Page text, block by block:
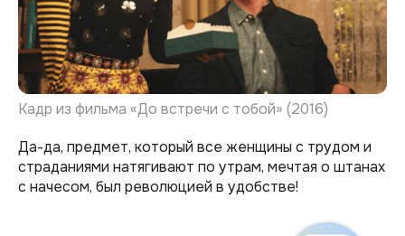
Кадр из фильма «До встречи с тобой» (2016)
Да-да, предмет, который все женщины с трудом и
страданиями натягивают по утрам, мечтая о штанах
с начесом, был революцией в удобстве!